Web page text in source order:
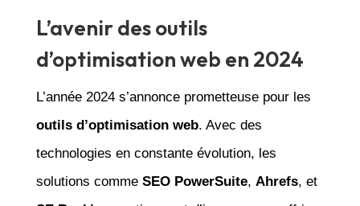
L’avenir des outils
d’optimisation web en 2024
L’année 2024 s’annonce prometteuse pour les
outils d’optimisation web. Avec des
technologies en constante évolution, les
solutions comme SEO PowerSuite, Ahrefs, et